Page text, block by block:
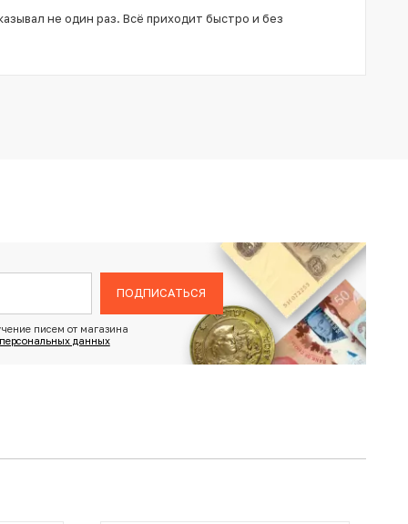
не один раз. Всё приходит быстро и без
ПОДПИСАТЬСЯ
писем от магазина
данных